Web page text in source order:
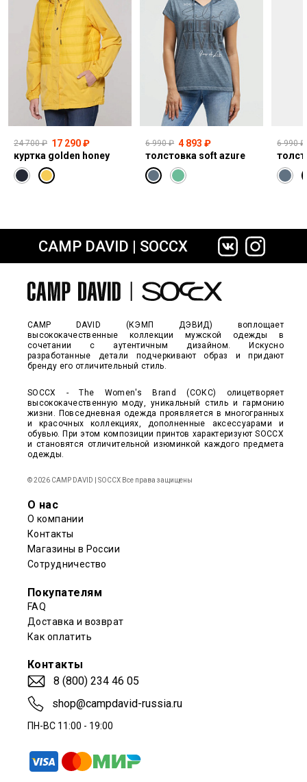
сайте СДЭК
24 700 ₽ 17 290 ₽
куртка golden honey
6 990 ₽ 4 893 ₽
толстовка soft azure
6 990 ₽
CAMP DAVID | SOCCX
CAMP DAVID (КЭМП ДЭВИД) воплощает
высококачественные коллекции мужской одежды в
сочетании с аутентичным дизайном. Искусно
разработанные детали подчеркивают образ и придают
бренду его отличительный стиль.
SOCCX - The Women's Brand (СОКС) олицетворяет
высококачественную моду, уникальный стиль и гармонию
жизни. Повседневная одежда проявляется в многогранных
и красочных коллекциях, дополненные аксессуарами и
обувью. При этом композиции принтов характеризуют SOCCX
и становятся отличительной изюминкой каждого предмета
одежды.
© 2026 CAMP DAVID | SOCCX Все права защищены
О нас
О компании
Контакты
Магазины в России
Сотрудничество
Покупателям
FAQ
Доставка и возврат
Как оплатить
Контакты
8 (800) 234 46 05
shop@campdavid-russia.ru
ПН-ВС 11:00 - 19:00